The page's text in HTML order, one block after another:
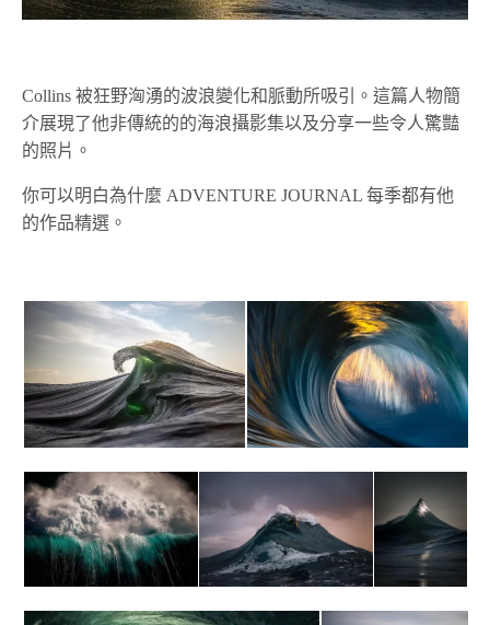
Collins 被狂野洶湧的波浪變化和脈動所吸引。這篇人物簡
介展現了他非傳統的的海浪攝影集以及分享一些令人驚豔
的照片。
你可以明白為什麼 ADVENTURE JOURNAL 每季都有他
的作品精選。